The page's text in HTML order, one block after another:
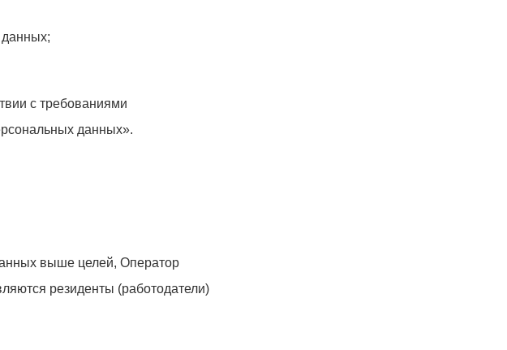
с требованиями
данных».
выше целей, Оператор
резиденты (работодатели)